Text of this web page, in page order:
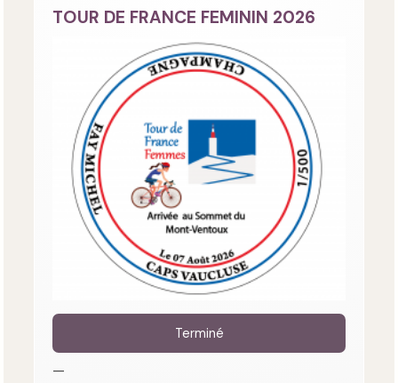
TOUR DE FRANCE FEMININ 2026
Terminé
—